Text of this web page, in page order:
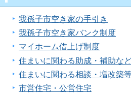
我孫子市空き家の手引き
我孫子市空き家バンク制度
マイホーム借上げ制度
住まいに関わる助成・補助な
住まいに関わる相談・増改築
市営住宅・公営住宅